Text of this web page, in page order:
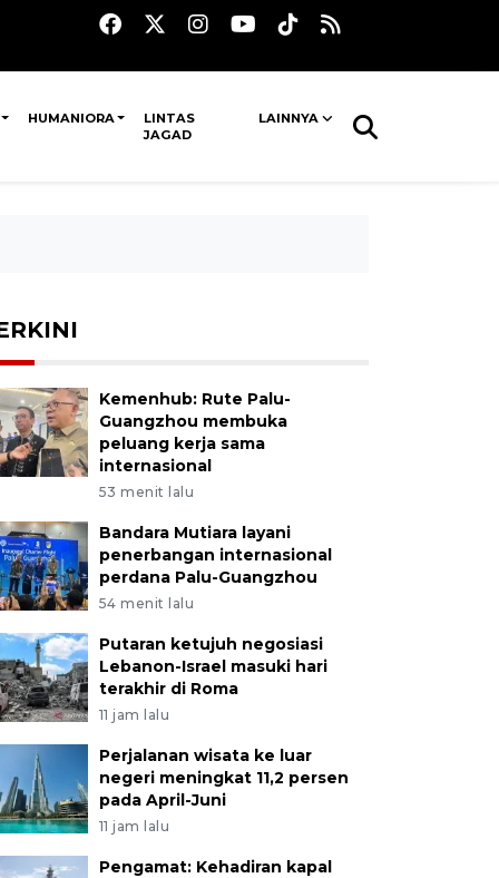
HUMANIORA
LINTAS
JAGAD
LAINNYA
Kemenhub: Rute Palu-
Guangzhou membuka
peluang kerja sama
internasional
53 menit lalu
Bandara Mutiara layani
penerbangan internasional
perdana Palu-Guangzhou
54 menit lalu
Putaran ketujuh negosiasi
Lebanon-Israel masuki hari
terakhir di Roma
11 jam lalu
Perjalanan wisata ke luar
negeri meningkat 11,2 persen
pada April-Juni
11 jam lalu
Pengamat: Kehadiran kapal